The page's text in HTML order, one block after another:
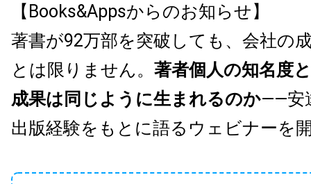
【Books&Appsからのお知らせ】
著書が92万部を突破しても、会社の
とは限りません。 著者個人の知名度
成果は同じように生まれるのか——安
出版経験をもとに語るウェビナーを